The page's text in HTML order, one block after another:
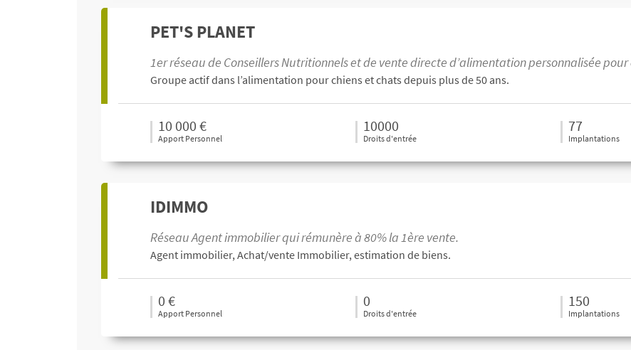
PET'S PLANET
1er réseau de Conseillers Nutritionnels et de vente directe d’alimentation personnalisée
Groupe actif dans l’alimentation pour chiens et chats depuis plus de 50 ans.
10 000 €
Apport Personnel
10000
Droits d'entrée
77
Implantations
IDIMMO
Réseau Agent immobilier qui rémunère à 80% la 1ère vente.
Agent immobilier, Achat/vente Immobilier, estimation de biens.
0 €
Apport Personnel
0
Droits d'entrée
150
Implantations